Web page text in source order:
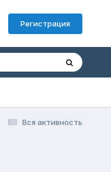
Регистрация
Вся активность